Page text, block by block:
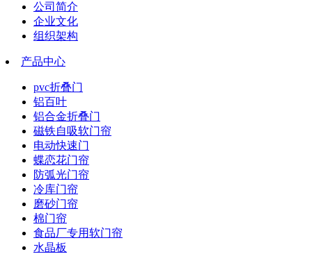
公司简介
企业文化
组织架构
产品中心
pvc折叠门
铝百叶
铝合金折叠门
磁铁自吸软门帘
电动快速门
蝶恋花门帘
防弧光门帘
冷库门帘
磨砂门帘
棉门帘
食品厂专用软门帘
水晶板